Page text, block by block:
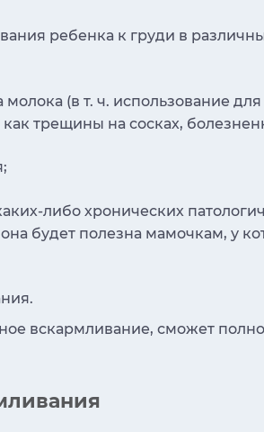
ребенка к груди в
(в т. ч. использование для
трещины на сосках,
либо хронических
будет полезна мамочкам, у
вскармливание, сможет